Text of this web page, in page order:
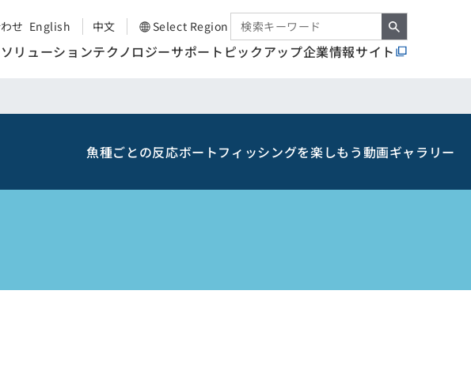
せ English 中文 Select Region
リューションテクノロジーサポート ピックアップ企業情報サイト
魚種ごとの反応ボートフィッシングを楽しもう動画ギャラリー